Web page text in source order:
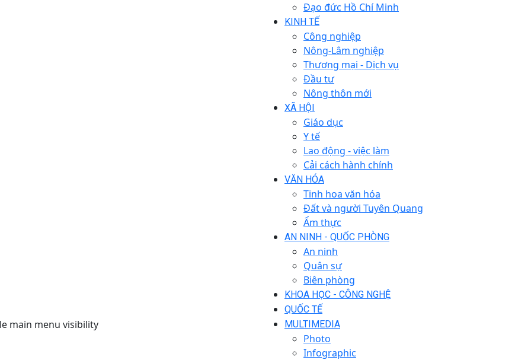
main menu visibility
Đạo đức Hồ Chí Minh
KINH TẾ
Công nghiệp
Nông-Lâm nghiệp
Thương mại - Dịch vụ
Đầu tư
Nông thôn mới
XÃ HỘI
Giáo dục
Y tế
Lao động - việc làm
Cải cách hành chính
VĂN HÓA
Tinh hoa văn hóa
Đất và người Tuyên Quang
Ẩm thực
AN NINH - QUỐC PHÒNG
An ninh
Quân sự
Biên phòng
KHOA HỌC - CÔNG NGHỆ
QUỐC TẾ
MULTIMEDIA
Photo
Infographic